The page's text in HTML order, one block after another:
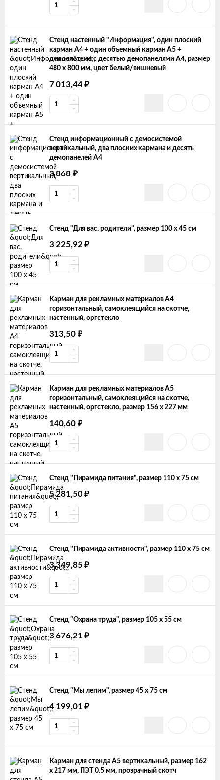
Стенд настенный "Информация", один плоский
карман А4 + один объемный карман А5 +
демосистема с десятью демопанелями А4, размер
480 х 800 мм, цвет белый/вишневый
7 013,44 ₽
Cтенд информационный с демосистемой
вертикальный, два плоских кармана и десять
демопанелей А4
3 868 ₽
Стенд "Для вас, родители", размер 100 х 45 см
3 225,92 ₽
Карман для рекламных материалов А4
горизонтальный, самоклеящийся на скотче,
настенный, оргстекло
313,50 ₽
Карман для рекламных материалов А5
горизонтальный, самоклеящийся на скотче,
настенный, оргстекло, размер 156 х 227 мм
140,60 ₽
Стенд "Пирамида питания", размер 110 х 75 см
5 281,50 ₽
Стенд "Пирамида активности", размер 110 х 75 см
3 349,85 ₽
Стенд "Охрана труда", размер 105 х 55 см
3 676,21 ₽
Стенд "Мы лепим", размер 45 х 75 см
4 199,01 ₽
Карман для стенда А5 вертикальный, размер 162
х 217 мм, ПЭТ 0.5 мм, прозрачный скотч